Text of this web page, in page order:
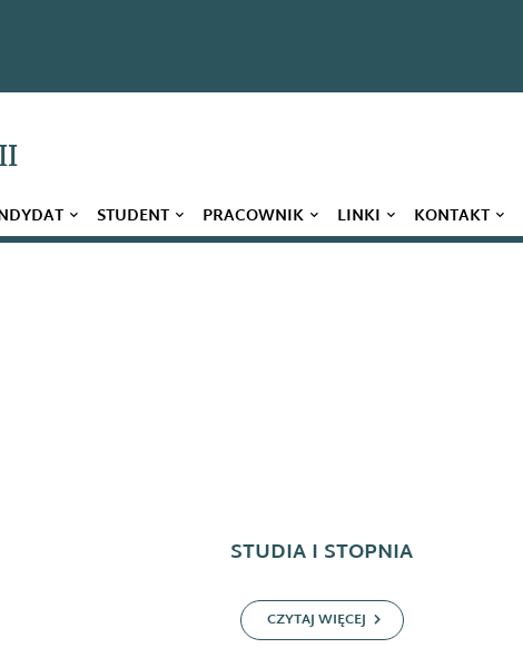
STUDENT PRACOWNIK LINKI KONTAKT
STUDIA I STOPNIA
CZYTAJ WIĘCEJ